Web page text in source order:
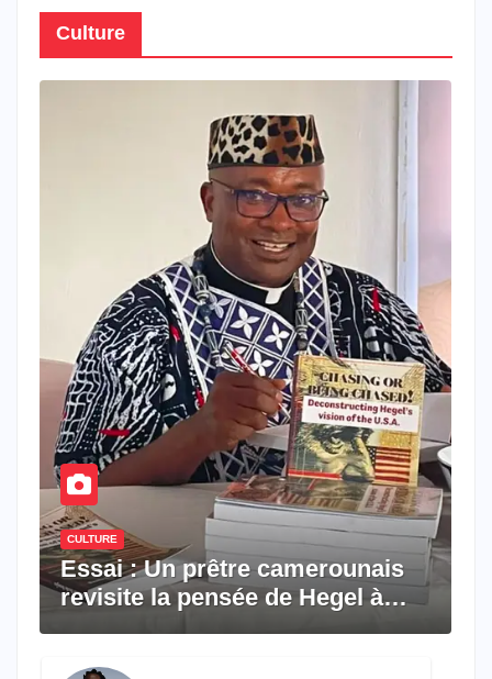
Culture
CULTURE
Essai : Un prêtre camerounais
revisite la pensée de Hegel à